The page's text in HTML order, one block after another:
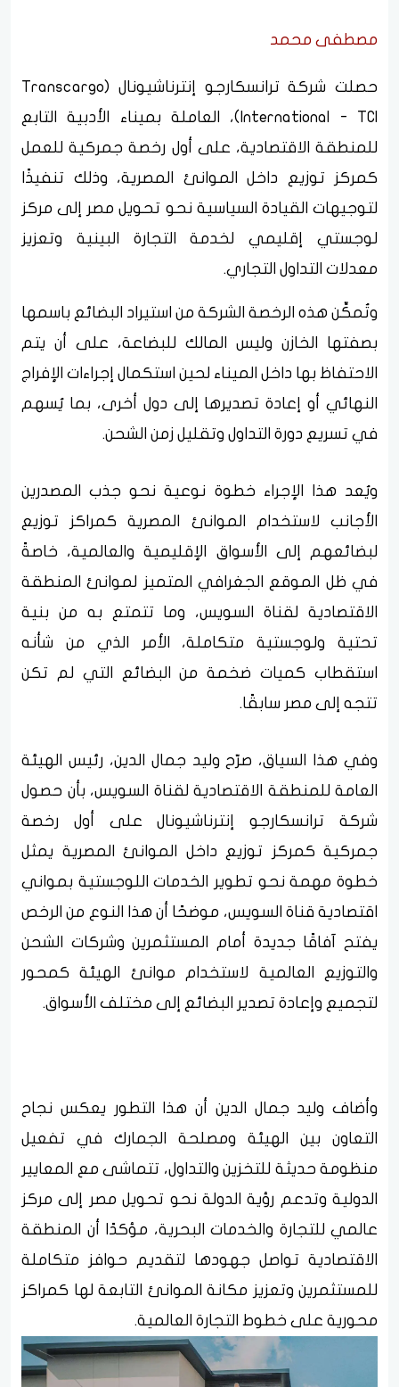
مصطفى محمد
حصلت شركة ترانسكارجو إنترناشيونال (Transcargo
International - TCI)، العاملة بميناء الأدبية التابع
للمنطقة الاقتصادية، على أول رخصة جمركية للعمل
كمركز توزيع داخل الموانئ المصرية، وذلك تنفيذًا
لتوجيهات القيادة السياسية نحو تحويل مصر إلى مركز
لوجستي إقليمي لخدمة التجارة البينية وتعزيز
معدلات التداول التجاري.
وتُمكِّن هذه الرخصة الشركة من استيراد البضائع باسمها
بصفتها الخازن وليس المالك للبضاعة، على أن يتم
الاحتفاظ بها داخل الميناء لحين استكمال إجراءات الإفراج
النهائي أو إعادة تصديرها إلى دول أخرى، بما يُسهم
في تسريع دورة التداول وتقليل زمن الشحن.
ويُعد هذا الإجراء خطوة نوعية نحو جذب المصدرين
الأجانب لاستخدام الموانئ المصرية كمراكز توزيع
لبضائعهم إلى الأسواق الإقليمية والعالمية، خاصةً
في ظل الموقع الجغرافي المتميز لموانئ المنطقة
الاقتصادية لقناة السويس، وما تتمتع به من بنية
تحتية ولوجستية متكاملة، الأمر الذي من شأنه
استقطاب كميات ضخمة من البضائع التي لم تكن
تتجه إلى مصر سابقًا.
وفي هذا السياق، صرّح وليد جمال الدين، رئيس الهيئة
العامة للمنطقة الاقتصادية لقناة السويس، بأن حصول
شركة ترانسكارجو إنترناشيونال على أول رخصة
جمركية كمركز توزيع داخل الموانئ المصرية يمثل
خطوة مهمة نحو تطوير الخدمات اللوجستية بمواني
اقتصادية قناة السويس، موضحًا أن هذا النوع من الرخص
يفتح آفاقًا جديدة أمام المستثمرين وشركات الشحن
والتوزيع العالمية لاستخدام موانئ الهيئة كمحور
لتجميع وإعادة تصدير البضائع إلى مختلف الأسواق.
وأضاف وليد جمال الدين أن هذا التطور يعكس نجاح
التعاون بين الهيئة ومصلحة الجمارك في تفعيل
منظومة حديثة للتخزين والتداول، تتماشى مع المعايير
الدولية وتدعم رؤية الدولة نحو تحويل مصر إلى مركز
عالمي للتجارة والخدمات البحرية، مؤكدًا أن المنطقة
الاقتصادية تواصل جهودها لتقديم حوافز متكاملة
للمستثمرين وتعزيز مكانة الموانئ التابعة لها كمراكز
محورية على خطوط التجارة العالمية.